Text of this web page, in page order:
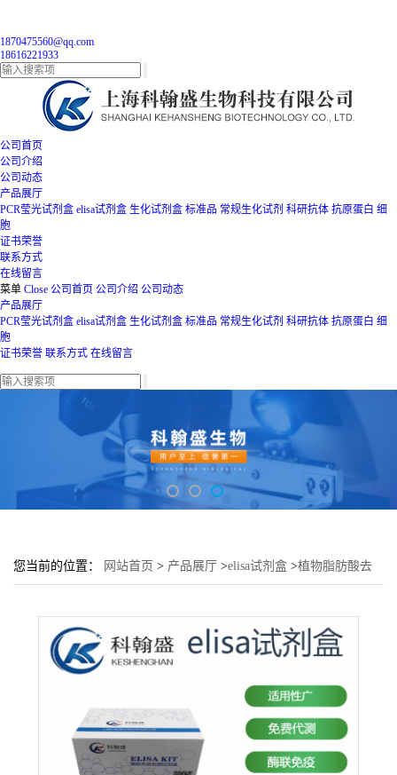
1870475560@qq.com
18616221933
公司首页
公司介绍
公司动态
产品展厅
PCR莹光试剂盒 elisa试剂盒 生化试剂盒 标准品 常规生化试剂 科研抗体 抗原蛋白 细
胞
证书荣誉
联系方式
在线留言
菜单 Close 公司首页 公司介绍 公司动态
产品展厅
PCR莹光试剂盒 elisa试剂盒 生化试剂盒 标准品 常规生化试剂 科研抗体 抗原蛋白 细
胞
证书荣誉 联系方式 在线留言
您当前的位置： 网站首页 > 产品展厅 >elisa试剂盒 >植物脂肪酸去